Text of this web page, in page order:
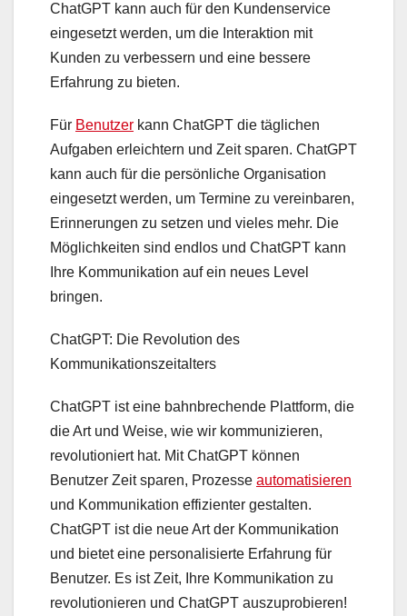
ChatGPT kann auch für den Kundenservice
eingesetzt werden, um die Interaktion mit
Kunden zu verbessern und eine bessere
Erfahrung zu bieten.
Für Benutzer kann ChatGPT die täglichen
Aufgaben erleichtern und Zeit sparen. ChatGPT
kann auch für die persönliche Organisation
eingesetzt werden, um Termine zu vereinbaren,
Erinnerungen zu setzen und vieles mehr. Die
Möglichkeiten sind endlos und ChatGPT kann
Ihre Kommunikation auf ein neues Level
bringen.
ChatGPT: Die Revolution des
Kommunikationszeitalters
ChatGPT ist eine bahnbrechende Plattform, die
die Art und Weise, wie wir kommunizieren,
revolutioniert hat. Mit ChatGPT können
Benutzer Zeit sparen, Prozesse automatisieren
und Kommunikation effizienter gestalten.
ChatGPT ist die neue Art der Kommunikation
und bietet eine personalisierte Erfahrung für
Benutzer. Es ist Zeit, Ihre Kommunikation zu
revolutionieren und ChatGPT auszuprobieren!